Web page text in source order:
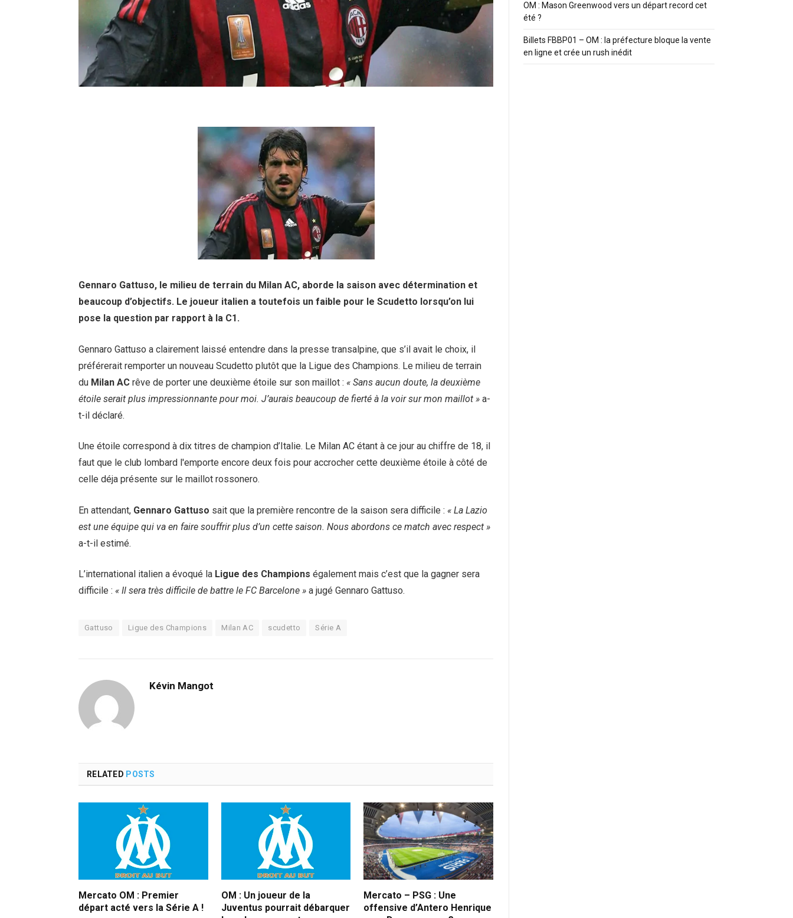
Gennaro Gattuso, le milieu de terrain du Milan AC, aborde la saison avec détermination et
beaucoup d’objectifs. Le joueur italien a toutefois un faible pour le Scudetto lorsqu’on lui
pose la question par rapport à la C1.
Gennaro Gattuso a clairement laissé entendre dans la presse transalpine, que s’il avait le choix, il
préférerait remporter un nouveau Scudetto plutôt que la Ligue des Champions. Le milieu de terrain
du Milan AC rêve de porter une deuxième étoile sur son maillot : « Sans aucun doute, la deuxième
étoile serait plus impressionnante pour moi. J’aurais beaucoup de fierté à la voir sur mon maillot » a-
t-il déclaré.
Une étoile correspond à dix titres de champion d’Italie. Le Milan AC étant à ce jour au chiffre de 18, il
faut que le club lombard l'emporte encore deux fois pour accrocher cette deuxième étoile à côté de
celle déja présente sur le maillot rossonero.
En attendant, Gennaro Gattuso sait que la première rencontre de la saison sera difficile : « La Lazio
est une équipe qui va en faire souffrir plus d’un cette saison. Nous abordons ce match avec respect »
a-t-il estimé.
L’international italien a évoqué la Ligue des Champions également mais c’est que la gagner sera
difficile : « Il sera très difficile de battre le FC Barcelone » a jugé Gennaro Gattuso.
Gattuso Ligue des Champions Milan AC scudetto Série A
Kévin Mangot
RELATED POSTS
Mercato OM : Premier
départ acté vers la Série A !
OM : Un joueur de la
Juventus pourrait débarquer
Mercato – PSG : Une
offensive d’Antero Henrique
OM : Mason Greenwood vers un départ record cet
été ?
Billets FBBP01 – OM : la préfecture bloque la vente
en ligne et crée un rush inédit